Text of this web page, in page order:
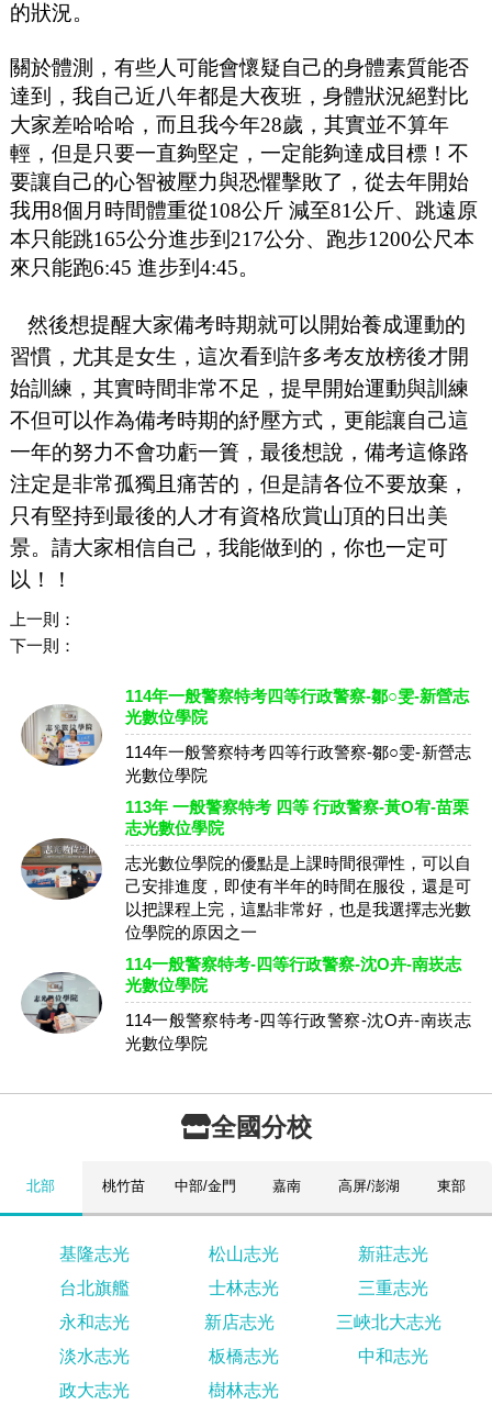
的狀況。
關於體測，有些人可能會懷疑自己的身體素質能否
達到，我自己近八年都是大夜班，身體狀況絕對比
大家差哈哈哈，而且我今年28歲，其實並不算年
輕，但是只要一直夠堅定，一定能夠達成目標！不
要讓自己的心智被壓力與恐懼擊敗了，從去年開始
我用8個月時間體重從108公斤 減至81公斤、跳遠原
本只能跳165公分進步到217公分、跑步1200公尺本
來只能跑6:45 進步到4:45。
然後想提醒大家備考時期就可以開始養成運動的
習慣，尤其是女生，這次看到許多考友放榜後才開
始訓練，其實時間非常不足，提早開始運動與訓練
不但可以作為備考時期的紓壓方式，更能讓自己這
一年的努力不會功虧一簣，最後想說，備考這條路
注定是非常孤獨且痛苦的，但是請各位不要放棄，
只有堅持到最後的人才有資格欣賞山頂的日出美
景。請大家相信自己，我能做到的，你也一定可
以！！
上一則：
下一則：
114年一般警察特考四等行政警察-鄒○雯-新營志
光數位學院
114年一般警察特考四等行政警察-鄒○雯-新營志
光數位學院
113年 一般警察特考 四等 行政警察-黃O宥-苗栗
志光數位學院
志光數位學院的優點是上課時間很彈性，可以自
己安排進度，即使有半年的時間在服役，還是可
以把課程上完，這點非常好，也是我選擇志光數
位學院的原因之一
114一般警察特考-四等行政警察-沈O卉-南崁志
光數位學院
114一般警察特考-四等行政警察-沈O卉-南崁志
光數位學院
全國分校
北部 桃竹苗 中部/金門 嘉南 高屏/澎湖 東部
基隆志光 松山志光
新莊志光
台北旗艦
士林志光
三重志光
永和志光
新店志光
三峽北大志光
淡水志光
板橋志光
中和志光
政大志光
樹林志光